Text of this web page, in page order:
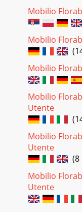
Mobilio
Mobilio
Mobilio
Mobilio
Utente
Mobilio
Utente
(8
Mobilio
Utente